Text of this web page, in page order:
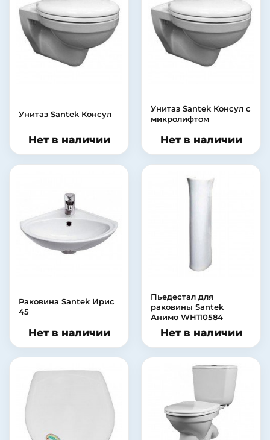
Унитаз Santek Консул
Нет в наличии
Унитаз Santek Консул с
микролифтом
Нет в наличии
Раковина Santek Ирис
45
Нет в наличии
Пьедестал для
раковины Santek
Анимо WH110584
Нет в наличии